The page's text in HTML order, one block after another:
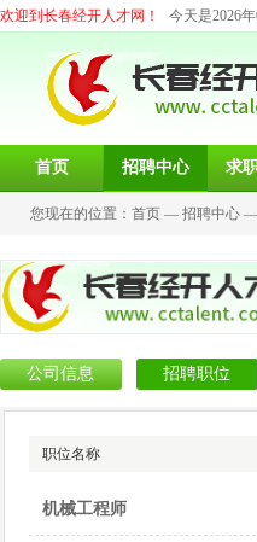
欢迎到长春经开人才网！ 今天是2026
首页 招聘中心 求
您现在的位置： 首页 — 招聘中心 —
公司信息 招聘职位
职位名称
机械工程师